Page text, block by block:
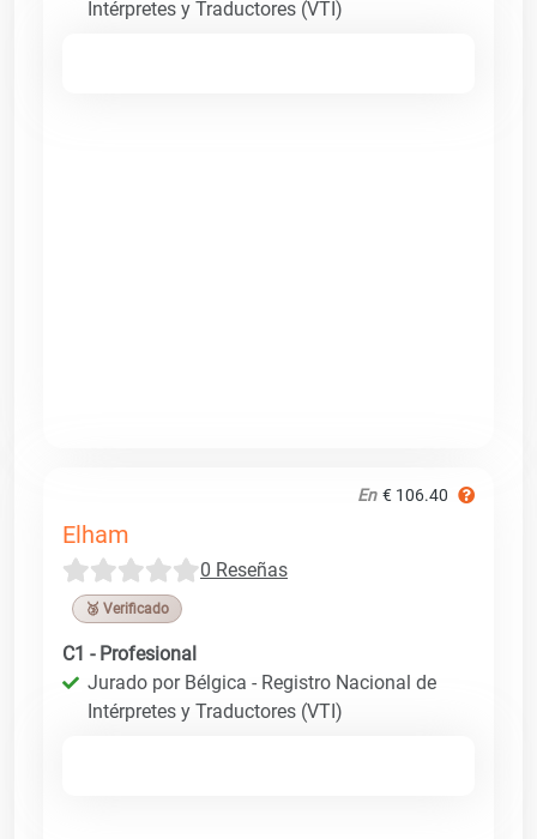
Intérpretes y Traductores (VTI)
En € 106.40
Elham
0 Reseñas
🥉 Verificado
C1 - Profesional
Jurado por Bélgica - Registro Nacional de
Intérpretes y Traductores (VTI)